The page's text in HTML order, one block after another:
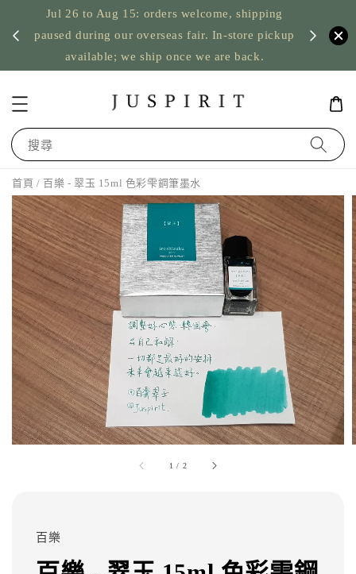
Jul 26 to Aug 15: orders welcome, shipping
paused during our overseas fair. In-store pickup
available; we ship once we are back.
US
搜尋
首頁 / 百樂 - 翠玉 15ml 色彩雫鋼筆墨水
1 / 2
百樂